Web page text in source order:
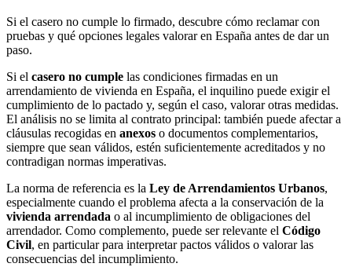
Si el casero no cumple lo firmado, descubre cómo reclamar con
pruebas y qué opciones legales valorar en España antes de dar un
paso.
Si el casero no cumple las condiciones firmadas en un
arrendamiento de vivienda en España, el inquilino puede exigir el
cumplimiento de lo pactado y, según el caso, valorar otras medidas.
El análisis no se limita al contrato principal: también puede afectar a
cláusulas recogidas en anexos o documentos complementarios,
siempre que sean válidos, estén suficientemente acreditados y no
contradigan normas imperativas.
La norma de referencia es la Ley de Arrendamientos Urbanos,
especialmente cuando el problema afecta a la conservación de la
vivienda arrendada o al incumplimiento de obligaciones del
arrendador. Como complemento, puede ser relevante el Código
Civil, en particular para interpretar pactos válidos o valorar las
consecuencias del incumplimiento.